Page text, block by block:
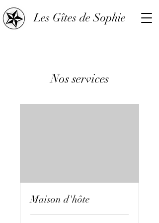
Les Gîtes de Sophie
Nos services
Maison d'hôte